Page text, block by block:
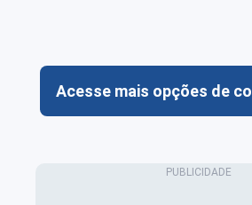
Acesse mais opções de